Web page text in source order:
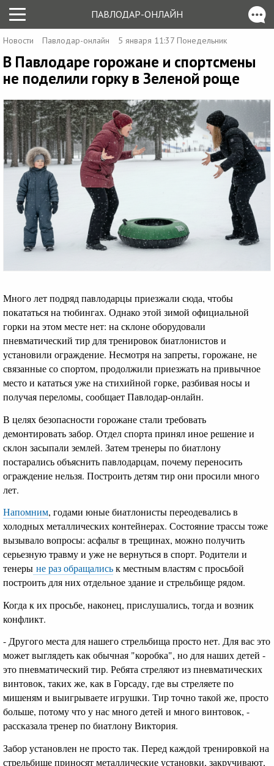
ПАВЛОДАР-ОНЛАЙН
Новости Павлодар-онлайн 5 января 11:37 Понедельник
В Павлодаре горожане и спортсмены
не поделили горку в Зеленой роще
Много лет подряд павлодарцы приезжали сюда, чтобы
покататься на тюбингах. Однако этой зимой официальной
горки на этом месте нет: на склоне оборудовали
пневматический тир для тренировок биатлонистов и
установили ограждение. Несмотря на запреты, горожане, не
связанные со спортом, продолжили приезжать на привычное
место и кататься уже на стихийной горке, разбивая носы и
получая переломы, сообщает Павлодар-онлайн.
В целях безопасности горожане стали требовать
демонтировать забор. Отдел спорта принял иное решение и
склон засыпали землей. Затем тренеры по биатлону
постарались объяснить павлодарцам, почему переносить
ограждение нельзя. Построить детям тир они просили много
лет.
Напомним, годами юные биатлонисты переодевались в
холодных металлических контейнерах. Состояние трассы тоже
вызывало вопросы: асфальт в трещинах, можно получить
серьезную травму и уже не вернуться в спорт. Родители и
тенеры не раз обращалиськ местным властям с просьбой
построить для них отдельное здание и стрельбище рядом.
Когда к их просьбе, наконец, прислушались, тогда и возник
конфликт.
- Другого места для нашего стрельбища просто нет. Для вас это
может выглядеть как обычная "коробка", но для наших детей -
это пневматический тир. Ребята стреляют из пневматических
винтовок, таких же, как в Горсаду, где вы стреляете по
мишеням и выигрываете игрушки. Тир точно такой же, просто
больше, потому что у нас много детей и много винтовок, -
рассказала тренер по биатлону Виктория.
Забор установлен не просто так. Перед каждой тренировкой на
стрельбище приносят металлические установки, закручивают,